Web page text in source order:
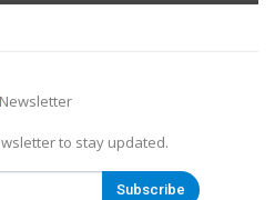
to stay updated.
Subscribe